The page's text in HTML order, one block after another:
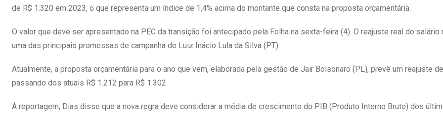
de R$ 1.320 em 2023, o que representa um índice de 1,4% acima do montante que consta na proposta orçamentária.
O valor que deve ser apresentado na PEC da transição foi antecipado pela Folha na sexta-feira (4). O reajuste real do
uma das principais promessas de campanha de Luiz Inácio Lula da Silva (PT).
Atualmente, a proposta orçamentária para o ano que vem, elaborada pela gestão de Jair Bolsonaro (PL), prevê um reajuste
passando dos atuais R$ 1.212 para R$ 1.302.
À reportagem, Dias disse que a nova regra deve considerar a média de crescimento do PIB (Produto Interno Bruto) dos